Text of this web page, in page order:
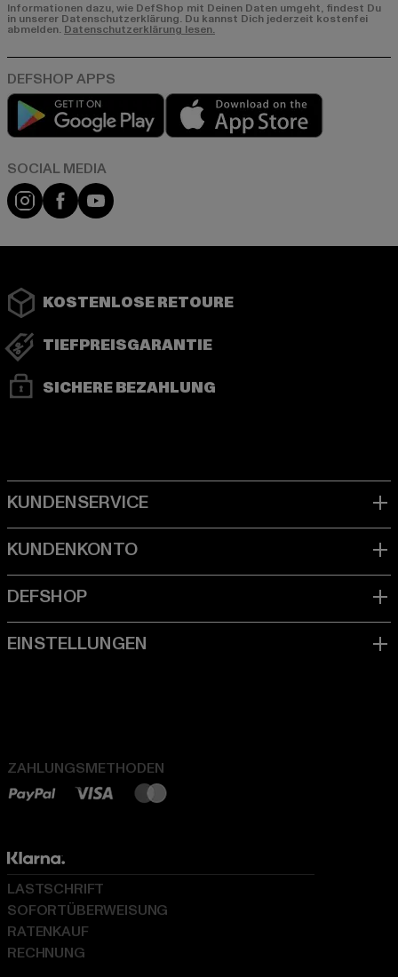
Informationen dazu, wie DefShop mit Deinen Daten umgeht, findest Du
in unserer Datenschutzerklärung. Du kannst Dich jederzeit kostenfei
abmelden. Datenschutzerklärung lesen.
Play market
Instagram
FacebookYouTube
KOSTENLOSE RETOURE
TIEFPREISGARANTIE
SICHERE BEZAHLUNG
ZAHLUNGSMETHODEN
LASTSCHRIFT
SOFORTÜBERWEISUNG
RATENKAUF
RECHNUNG